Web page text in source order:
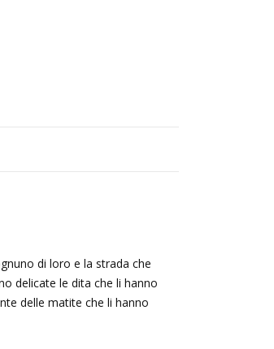
di loro e la strada che
delicate le dita che li hanno
delle matite che li hanno